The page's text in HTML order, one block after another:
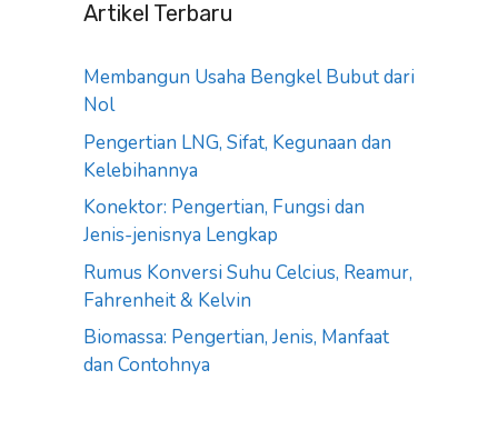
Artikel Terbaru
Membangun Usaha Bengkel Bubut dari
Nol
Pengertian LNG, Sifat, Kegunaan dan
Kelebihannya
Konektor: Pengertian, Fungsi dan
Jenis-jenisnya Lengkap
Rumus Konversi Suhu Celcius, Reamur,
Fahrenheit & Kelvin
Biomassa: Pengertian, Jenis, Manfaat
dan Contohnya